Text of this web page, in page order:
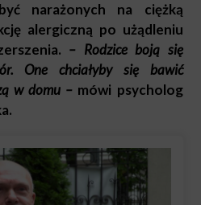
narażonych na ciężką
alergiczną po użądleniu
– Rodzice boją się
One chciałyby się bawić
w domu – mówi psycholog